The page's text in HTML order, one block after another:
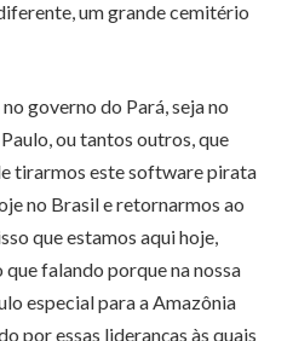
um grande cemitério
governo do Pará, seja no
ou tantos outros, que
tirarmos este software pirata
no Brasil e retornarmos ao
que estamos aqui hoje,
falando porque na nossa
especial para a Amazônia
por essas lideranças às quais